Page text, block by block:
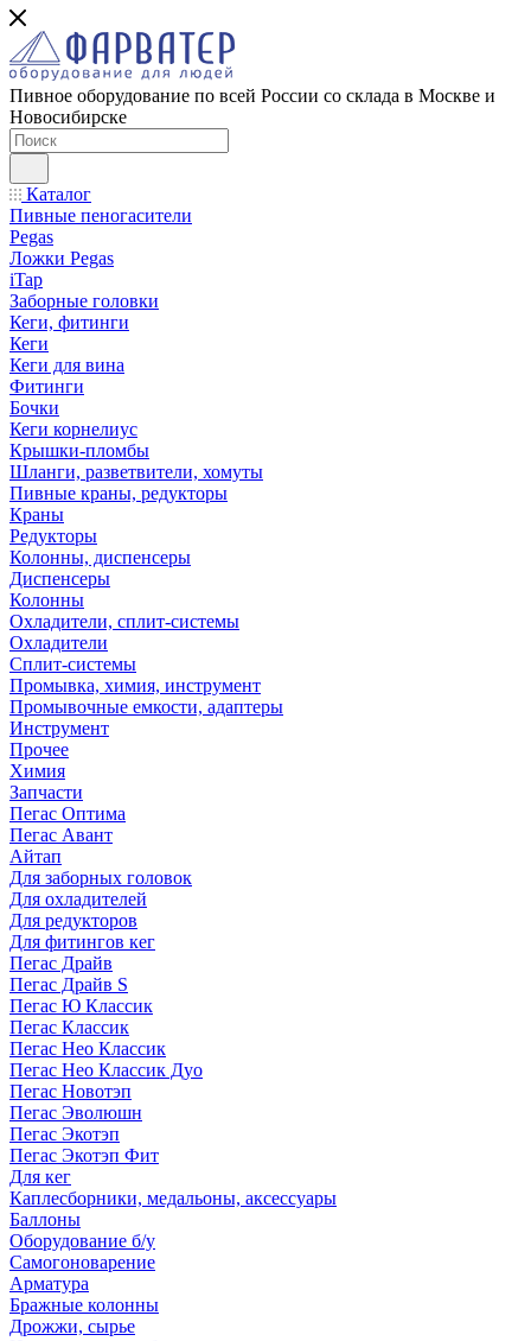
Пивное оборудование по всей России со склада в Москве и
Новосибирске
Каталог
Пивные пеногасители
Pegas
Ложки Pegas
iTap
Заборные головки
Кеги, фитинги
Кеги
Кеги для вина
Фитинги
Бочки
Кеги корнелиус
Крышки-пломбы
Шланги, разветвители, хомуты
Пивные краны, редукторы
Краны
Редукторы
Колонны, диспенсеры
Диспенсеры
Колонны
Охладители, сплит-системы
Охладители
Сплит-системы
Промывка, химия, инструмент
Промывочные емкости, адаптеры
Инструмент
Прочее
Химия
Запчасти
Пегас Оптима
Пегас Авант
Айтап
Для заборных головок
Для охладителей
Для редукторов
Для фитингов кег
Пегас Драйв
Пегас Драйв S
Пегас Ю Классик
Пегас Классик
Пегас Нео Классик
Пегас Нео Классик Дуо
Пегас Новотэп
Пегас Эволюшн
Пегас Экотэп
Пегас Экотэп Фит
Для кег
Каплесборники, медальоны, аксессуары
Баллоны
Оборудование б/у
Самогоноварение
Арматура
Бражные колонны
Дрожжи, сырье